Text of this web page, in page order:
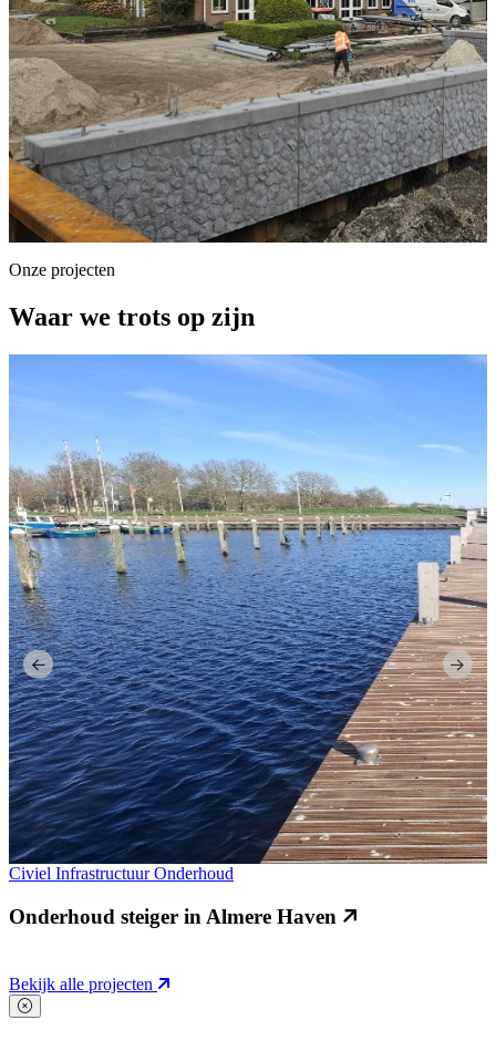
Onze projecten
Waar we trots op zijn
Civiel InfrastructuurOnderhoud
Onderhoud steiger in Almere Haven
Bekijk alle projecten